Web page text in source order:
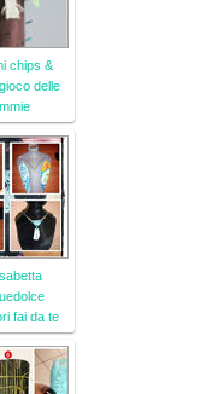
chips &
delle
fai da te